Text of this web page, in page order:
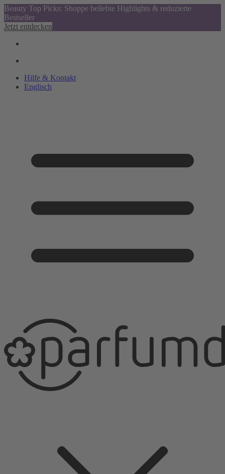
Beauty Top Picks: Shoppe beliebte Highlights & reduzierte
Bestseller
Jetzt entdecken
Hilfe & Kontakt
Englisch